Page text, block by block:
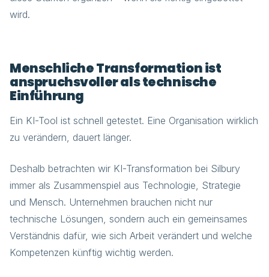
wird.
Menschliche Transformation ist
anspruchsvoller als technische
Einführung
Ein KI-Tool ist schnell getestet. Eine Organisation wirklich
zu verändern, dauert länger.
Deshalb betrachten wir KI-Transformation bei Silbury
immer als Zusammenspiel aus Technologie, Strategie
und Mensch. Unternehmen brauchen nicht nur
technische Lösungen, sondern auch ein gemeinsames
Verständnis dafür, wie sich Arbeit verändert und welche
Kompetenzen künftig wichtig werden.